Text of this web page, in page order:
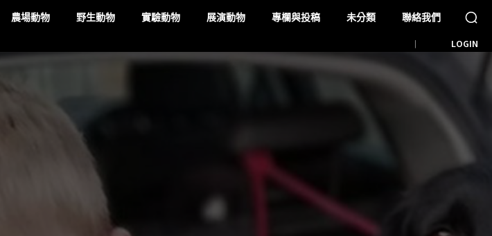
農場動物 野生動物 實驗動物 展演動物 專欄與投稿 未分類 聯絡我們
LOGIN